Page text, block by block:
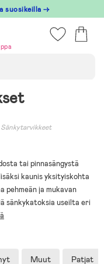
suosikeilla →
Sänkytarvikkeet
tai pinnasängystä
kaunis yksityiskohta
pehmeän ja mukavan
sänkykatoksia useilta eri
Muut Patjat